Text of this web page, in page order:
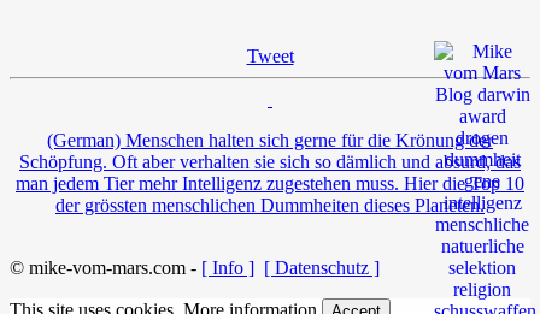
Tweet
(German) Menschen halten sich gerne für die Krönung der
Schöpfung. Oft aber verhalten sie sich so dämlich und absurd, das
man jedem Tier mehr Intelligenz zugestehen muss. Hier die Top 10
der grössten menschlichen Dummheiten dieses Planeten.
© mike-vom-mars.com - [ Info ] [ Datenschutz ]
This site uses cookies. More information